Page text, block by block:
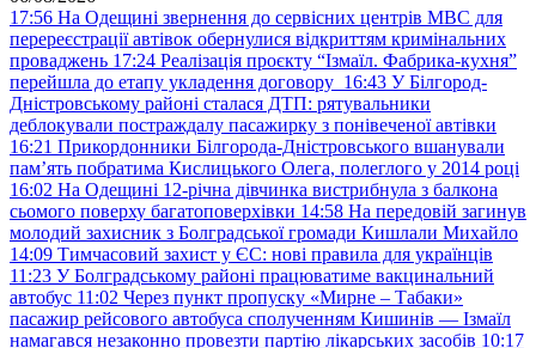
17:56 На Одещині звернення до сервісних центрів МВС для
перереєстрації автівок обернулися відкриттям кримінальних
проваджень 17:24 Реалізація проєкту “Ізмаїл. Фабрика-кухня”
перейшла до етапу укладення договору 16:43 У Білгород-
Дністровському районі сталася ДТП: рятувальники
деблокували постраждалу пасажирку з понівеченої автівки
16:21 Прикордонники Білгорода-Дністровського вшанували
пам’ять побратима Кислицького Олега, полеглого у 2014 році
16:02 На Одещині 12-річна дівчинка вистрибнула з балкона
сьомого поверху багатоповерхівки 14:58 На передовій загинув
молодий захисник з Болградської громади Кишлали Михайло
14:09 Тимчасовий захист у ЄС: нові правила для українців
11:23 У Болградському районі працюватиме вакцинальний
автобус 11:02 Через пункт пропуску «Мирне – Табаки»
пасажир рейсового автобуса сполученням Кишинів — Ізмаїл
намагався незаконно провезти партію лікарських засобів 10:17